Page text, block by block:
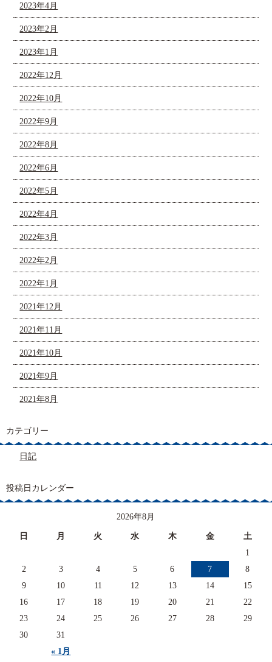
2023年4月
2023年2月
2023年1月
2022年12月
2022年10月
2022年9月
2022年8月
2022年6月
2022年5月
2022年4月
2022年3月
2022年2月
2022年1月
2021年12月
2021年11月
2021年10月
2021年9月
2021年8月
カテゴリー
日記
投稿日カレンダー
2026年8月
日 月 火 水 木 金 土
« 1月
1
2
3 4 5 6 7
8
9
10 11 12 13 14
15
16
17 18 19 20 21
22
23
24 25 26 27 28
29
30
31